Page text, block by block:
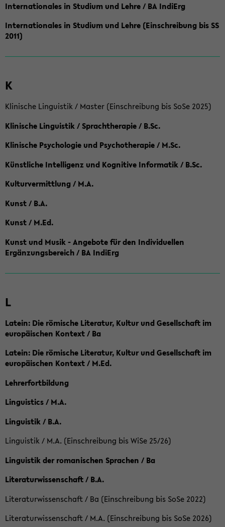
Internationales in Studium und Lehre / BA IndiErg
Internationales in Studium und Lehre (Einschreibung bis SS
2011)
K
Klinische Linguistik / Master (Einschreibung bis SoSe 2025)
Klinische Linguistik / Sprachtherapie / B.Sc.
Klinische Psychologie und Psychotherapie / M.Sc.
Künstliche Intelligenz und Kognitive Informatik / B.Sc.
Kulturvermittlung / M.A.
Kunst / B.A.
Kunst / M.Ed.
Kunst und Musik - Angebote für den Individuellen
Ergänzungsbereich / BA IndiErg
L
Latein: Die römische Literatur, Kultur und Gesellschaft im
europäischen Kontext / Ba
Latein: Die römische Literatur, Kultur und Gesellschaft im
europäischen Kontext / M.Ed.
Lehrerfortbildung
Linguistics / M.A.
Linguistik / B.A.
Linguistik / M.A. (Einschreibung bis WiSe 25/26)
Linguistik der romanischen Sprachen / Ba
Literaturwissenschaft / B.A.
Literaturwissenschaft / Ba (Einschreibung bis SoSe 2022)
Literaturwissenschaft / M.A. (Einschreibung bis SoSe 2026)